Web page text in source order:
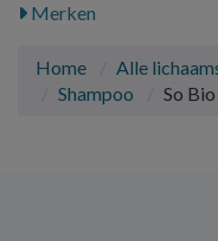
Merken
Home Alle
Shampoo
So